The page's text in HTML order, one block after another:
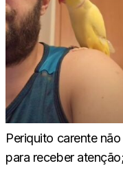
Periquito carente
para receber